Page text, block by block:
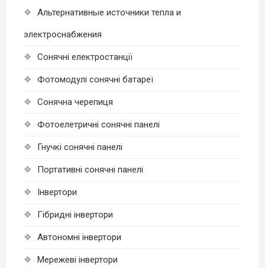
Альтернативные источники тепла и
электроснабжения
Cонячні електростанції
Фотомодулі сонячні батареї
Сонячна черепиця
Фотоелетричні cонячні панелі
Гнучкі cонячні панелі
Портативні сонячні панелі
Інвертори
Гібридні інвертори
Автономні інвертори
Мережеві інвертори